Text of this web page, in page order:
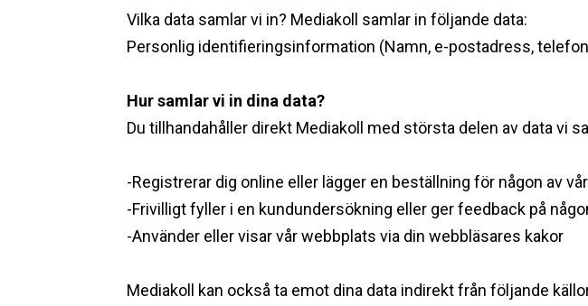
Vilka data samlar vi in? ‍Mediakoll samlar in följande data: ‍
Personlig identifieringsinformation (Namn, e-postadress,
Hur samlar vi in dina data? ‍
Du tillhandahåller direkt Mediakoll med största delen av data vi
-Registrerar dig online eller lägger en beställning för någon av
-Frivilligt fyller i en kundundersökning eller ger feedback på
-Använder eller visar vår webbplats via din webbläsares kakor ‍
Mediakoll kan också ta emot dina data indirekt från följande